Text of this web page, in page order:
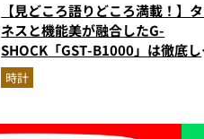
【見どころ語りどころ満載！】
ネスと機能美が融合したG-
SHOCK「GST-B1000」は徹底し
こだわりで魅せる珠玉の一本だ
時計